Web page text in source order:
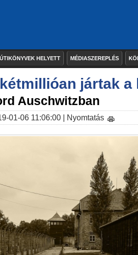
ÚTIKÖNYVEK HELYETT MÉDIASZEREPLÉS
jártak a
Auschwitzban
01-06 11:06:00 | Nyomtatás